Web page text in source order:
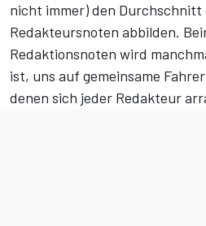
nicht immer) den Durchschnitt
Redakteursnoten abbilden.
Redaktionsnoten wird
ist, uns auf gemeinsame
denen sich jeder Redakteur